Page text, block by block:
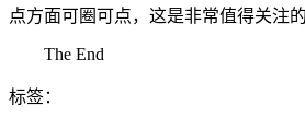
点方面可圈可点，这是非常值得关注的
The End
标签：